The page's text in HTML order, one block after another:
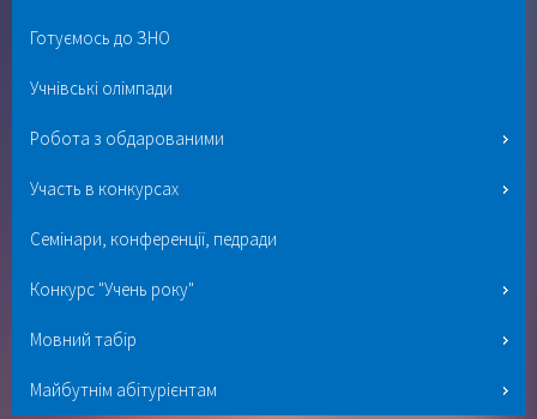
Готуємось до ЗНО
Учнівські олімпади
Робота з обдарованими
Участь в конкурсах
Семінари, конференції, педради
Конкурс "Учень року"
Мовний табір
Майбутнім абітурієнтам